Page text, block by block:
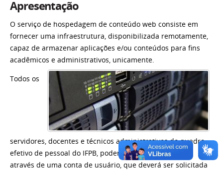
Apresentação
O serviço de hospedagem de conteúdo web consiste em
fornecer uma infraestrutura, disponibilizada remotamente,
capaz de armazenar aplicações e/ou conteúdos para fins
acadêmicos e administrativos, unicamente.
Todos os
servidores, docentes e técnicos administrativos do quadro
efetivo de pessoal do IFPB, poderão usufruir do serviço
através de uma conta de usuário, que deverá ser solicitada